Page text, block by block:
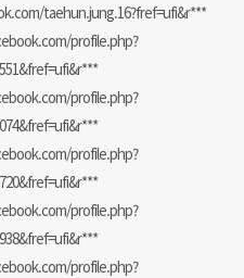
taehun.jung.16?fref=ufi&r***
profile.php?
profile.php?
profile.php?
profile.php?
profile.php?